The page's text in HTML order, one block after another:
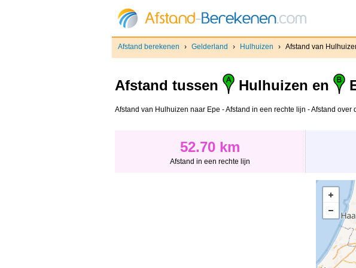
Afstand berekenen › Gelderland › Hulhuizen › Afstand van
Afstand tussen Hulhuizen en
Afstand van Hulhuizen naar Epe - Afstand in een rechte lijn - Afstand over
52.70 km
Afstand in een rechte lijn